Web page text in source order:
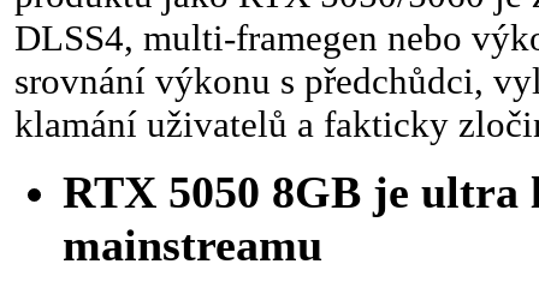
DLSS4, multi-framegen nebo
srovnání výkonu s předchůdci,
klamání uživatelů a fakticky
RTX 5050 8GB je ultra
mainstreamu